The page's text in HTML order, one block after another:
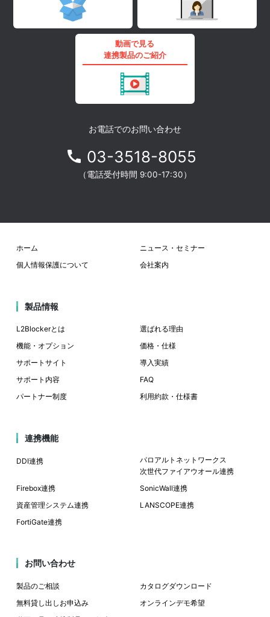
動画で見る
連携製品のご紹介
お電話でのお問い合わせ
03-3518-8055
（電話受付時間 9:00-17:30）
ホーム
ニュース・セミナー
個人情報保護について
会社案内
製品情報
L2Blockerとは
選ばれる理由
機能・オプション
価格・仕様
サポートサイト
導入実績
サポート内容
FAQ
パートナー制度
利用約款・仕様書
連携機能
DDI連携
パロアルトネットワークス
次世代ファイアウオール連携
Firebox連携
SonicWall連携
資産管理システム連携
LANSCOPE連携
FortiGate連携
お問い合わせ
製品のご相談
カタログダウンロード
無料貸し出しお申込み
オンラインデモ希望